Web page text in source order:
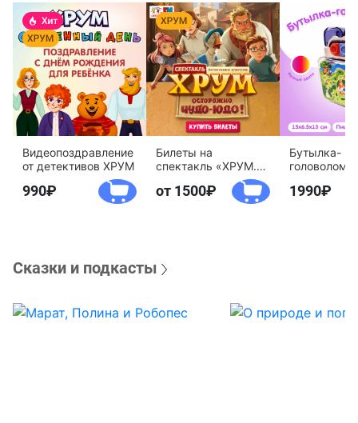
Видеопоздравление
от детективов ХРУМ
990
Билеты на
спектакль «ХРУМ.
Осторожно, Чудо-
Юдо!»
от 1500
Бутылка-
агентство
1990
Сказки и подкасты